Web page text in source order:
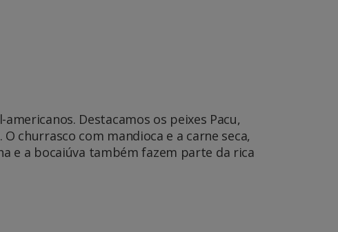
Destacamos os peixes Pacu,
churrasco com mandioca e a carne seca,
e a bocaiúva também fazem parte da rica